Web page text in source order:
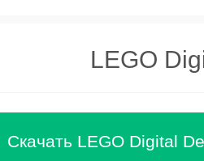
LEGO
Скачать LEGO Digital